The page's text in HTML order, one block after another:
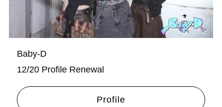
Baby-D
12/20 Profile Renewal
Profile